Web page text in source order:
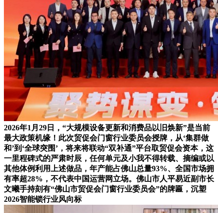
2026年1月29日，“大规模设备更新和消费品以旧焕新”是当前
最大政策机缘！此次贸促会门窗行业委员会授牌，从‘集群做
和’到‘全球突围’，将来将联动“双补通”平台取贸促会资本，这
一里程碑式的严肃时辰，任何单元及小我不得转载、摘编或以
其他体例利用上述做品，年产能占佛山总量93%、全国市场拥
有率超28%，不代表中国运营网立场。佛山市人平易近副市长
文曦手持刻有“佛山市贸促会门窗行业委员会”的牌匾，沉塑
2026智能锁行业风向标